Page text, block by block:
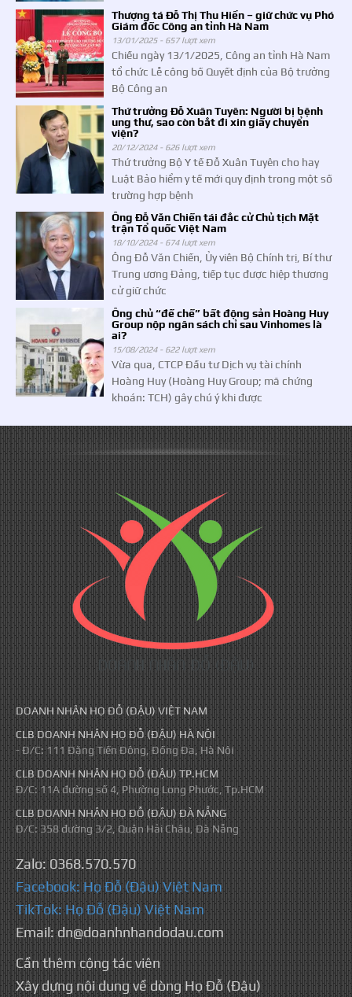
Thượng tá Đỗ Thị Thu Hiền – giữ chức vụ Phó
Giám đốc Công an tỉnh Hà Nam
13/01/2025 - 657 lượt xem
Chiều ngày 13/1/2025, Công an tỉnh Hà Nam
tổ chức Lễ công bố Quyết định của Bộ trưởng
Bộ Công an
Thứ trưởng Đỗ Xuân Tuyên: Người bị bệnh
ung thư, sao còn bắt đi xin giấy chuyển
viện?
20/12/2024 - 626 lượt xem
Thứ trưởng Bộ Y tế Đỗ Xuân Tuyên cho hay
Luật Bảo hiểm y tế mới quy định trong một số
trường hợp bệnh
Ông Đỗ Văn Chiến tái đắc cử Chủ tịch Mặt
trận Tổ quốc Việt Nam
18/10/2024 - 674 lượt xem
Ông Đỗ Văn Chiến, Ủy viên Bộ Chính trị, Bí thư
Trung ương Đảng, tiếp tục được hiệp thương
cử giữ chức
Ông chủ “đế chế” bất động sản Hoàng Huy
Group nộp ngân sách chỉ sau Vinhomes là
ai?
15/08/2024 - 622 lượt xem
Vừa qua, CTCP Đầu tư Dịch vụ tài chính
Hoàng Huy (Hoàng Huy Group; mã chứng
khoán: TCH) gây chú ý khi được
DOANH NHÂN HỌ ĐỖ (ĐẬU) VIỆT NAM
CLB DOANH NHÂN HỌ ĐỖ (ĐẬU) HÀ NỘI
- Đ/C: 111 Đặng Tiến Đông, Đống Đa, Hà Nội
CLB DOANH NHÂN HỌ ĐỖ (ĐẬU) TP.HCM
Đ/C: 11A đường số 4, Phường Long Phước, Tp.HCM
CLB DOANH NHÂN HỌ ĐỖ (ĐẬU) ĐÀ NẴNG
Đ/C: 358 đường 3/2, Quận Hải Châu, Đà Nẵng
Zalo: 0368.570.570
Facebook: Họ Đỗ (Đậu) Việt Nam
TikTok: Họ Đỗ (Đậu) Việt Nam
Email: dn@doanhnhandodau.com
Cần thêm cộng tác viên
Xây dựng nội dung về dòng Họ Đỗ (Đậu)